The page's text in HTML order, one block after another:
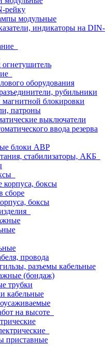
рейку
модульные
индикаторы на DIN-
оборудования
рубильники
блокировки
патроны
выключатели
ввода резерва
блоки АВР
стабилизаторы, АКБ
корпуса, боксы
сборе
боксы
провода
разъемы кабельные
(бондаж)
трубки
кабельные
на высоте
приставные